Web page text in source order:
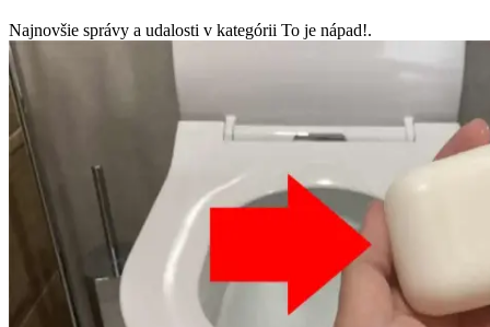
Najnovšie správy a udalosti v kategórii To je nápad!.